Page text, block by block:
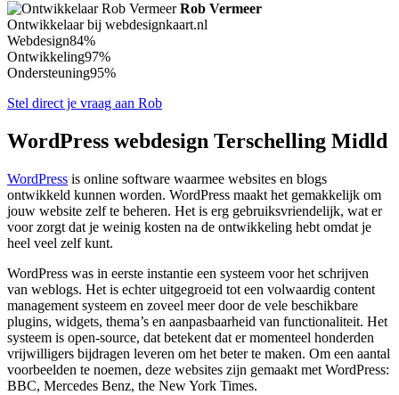
Rob Vermeer
Ontwikkelaar bij webdesignkaart.nl
Webdesign84%
Ontwikkeling97%
Ondersteuning95%
Stel direct je vraag aan Rob
WordPress webdesign Terschelling Midld
WordPress is online software waarmee websites en blogs
ontwikkeld kunnen worden. WordPress maakt het gemakkelijk om
jouw website zelf te beheren. Het is erg gebruiksvriendelijk, wat er
voor zorgt dat je weinig kosten na de ontwikkeling hebt omdat je
heel veel zelf kunt.
WordPress was in eerste instantie een systeem voor het schrijven
van weblogs. Het is echter uitgegroeid tot een volwaardig content
management systeem en zoveel meer door de vele beschikbare
plugins, widgets, thema’s en aanpasbaarheid van functionaliteit. Het
systeem is open-source, dat betekent dat er momenteel honderden
vrijwilligers bijdragen leveren om het beter te maken. Om een aantal
voorbeelden te noemen, deze websites zijn gemaakt met WordPress:
BBC, Mercedes Benz, the New York Times.